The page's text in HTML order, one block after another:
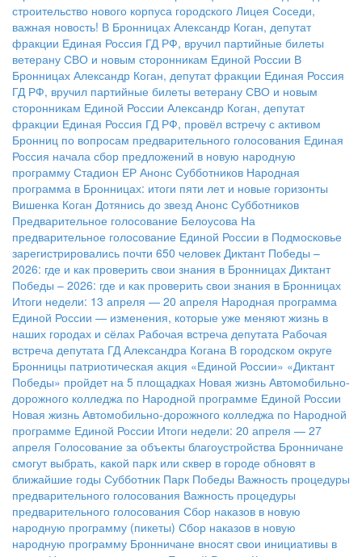
строительство нового корпуса городского Лицея Соседи,
важная новость! В Бронницах Александр Коган, депутат
фракции Единая Россия ГД РФ, вручил партийные билеты
ветерану СВО и новым сторонникам Единой России В
Бронницах Александр Коган, депутат фракции Единая Россия
ГД РФ, вручил партийные билеты ветерану СВО и новым
сторонникам Единой России Александр Коган, депутат
фракции Единая Россия ГД РФ, провёл встречу с активом
Бронниц по вопросам предварительного голосования Единая
Россия начала сбор предложений в новую народную
программу Стадион ЕР Анонс Субботников Народная
программа в Бронницах: итоги пяти лет и новые горизонты
Вишенка Коган Дотянись до звезд Анонс Субботников
Предварительное голосование Белоусова На
предварительное голосование Единой России в Подмосковье
зарегистрировались почти 650 человек Диктант Победы –
2026: где и как проверить свои знания в Бронницах Диктант
Победы – 2026: где и как проверить свои знания в Бронницах
Итоги недели: 13 апреля — 20 апреля Народная программа
Единой России — изменения, которые уже меняют жизнь в
наших городах и сёлах Рабочая встреча депутата Рабочая
встреча депутата ГД Александра Когана В городском округе
Бронницы патриотическая акция «Единой России» «Диктант
Победы» пройдет на 5 площадках Новая жизнь Автомобильно-
дорожного колледжа по Народной программе Единой России
Новая жизнь Автомобильно-дорожного колледжа по Народной
программе Единой России Итоги недели: 20 апреля — 27
апреля Голосование за объекты благоустройства Бронничане
смогут выбрать, какой парк или сквер в городе обновят в
ближайшие годы Субботник Парк Победы Важность процедуры
предварительного голосования Важность процедуры
предварительного голосования Сбор наказов в новую
народную программу (пикеты) Сбор наказов в новую
народную программу Бронничане вносят свои инициативы в